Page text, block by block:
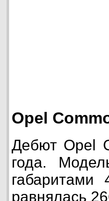
Opel
Дебют Opel
года.
габаритами
равнялась